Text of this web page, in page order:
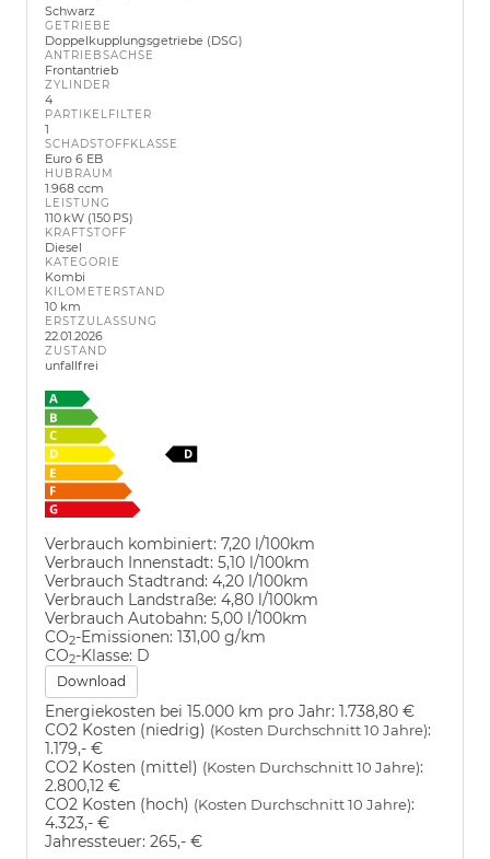
Schwarz
GETRIEBE
Doppelkupplungsgetriebe (DSG)
ANTRIEBSACHSE
Frontantrieb
ZYLINDER
4
PARTIKELFILTER
1
SCHADSTOFFKLASSE
Euro 6 EB
HUBRAUM
1.968 ccm
LEISTUNG
110 kW (150 PS)
KRAFTSTOFF
Diesel
KATEGORIE
Kombi
KILOMETERSTAND
10 km
ERSTZULASSUNG
22.01.2026
ZUSTAND
unfallfrei
Verbrauch kombiniert: 7,20 l/100km
Verbrauch Innenstadt: 5,10 l/100km
Verbrauch Stadtrand: 4,20 l/100km
Verbrauch Landstraße: 4,80 l/100km
Verbrauch Autobahn: 5,00 l/100km
CO2-Emissionen: 131,00 g/km
CO2-Klasse: D
Download
Energiekosten bei 15.000 km pro Jahr: 1.738,80 €
CO2 Kosten (niedrig) (Kosten Durchschnitt 10 Jahre):
1.179,- €
CO2 Kosten (mittel) (Kosten Durchschnitt 10 Jahre):
2.800,12 €
CO2 Kosten (hoch) (Kosten Durchschnitt 10 Jahre):
4.323,- €
Jahressteuer: 265,- €